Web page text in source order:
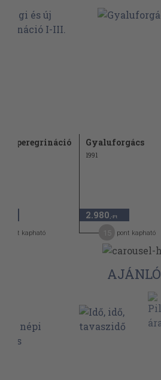
új peregrináció
pont kapható
Gyaluforgács
1991
2.980 ,-Ft
pont kapható
AJÁNLÓ